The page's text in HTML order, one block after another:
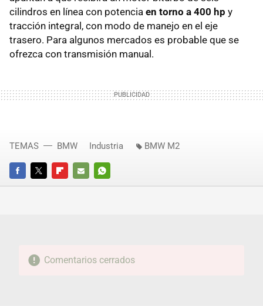
cilindros en línea con potencia en torno a 400 hp y
tracción integral, con modo de manejo en el eje
trasero. Para algunos mercados es probable que se
ofrezca con transmisión manual.
FACEBOOKTWITTERFLIPBOARD
E-
WHATSAPP
TEMAS BMW Industria BMW M2
Comentarios cerrados